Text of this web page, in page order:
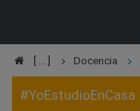
Docencia
#YoEstudioEnCasa